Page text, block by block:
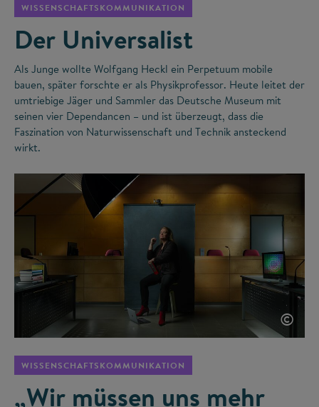
WISSENSCHAFTSKOMMUNIKATION
Der Universalist
Als Junge wollte Wolfgang Heckl ein Perpetuum mobile
bauen, später forschte er als Physikprofessor. Heute leitet der
umtriebige Jäger und Sammler das Deutsche Museum mit
seinen vier Dependancen – und ist überzeugt, dass die
Faszination von Naturwissenschaft und Technik ansteckend
wirkt.
©
WISSENSCHAFTSKOMMUNIKATION
„Wir müssen uns mehr